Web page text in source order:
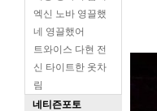
엑신 노바 영끌했
네 영끌했어
트와이스 다현 전
신 타이트한 옷차
림
네티즌포토